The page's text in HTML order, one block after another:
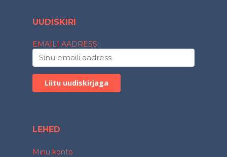
UUDISKIRI
EMAILI AADRESS:
LEHED
Minu konto